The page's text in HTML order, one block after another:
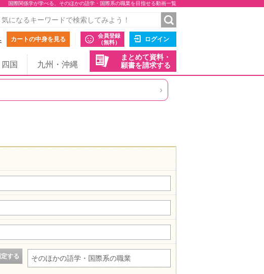
国際関係学が学べる、そのほかの語学・国際系の職業を目指せる動画一覧
カートの中身を見る
会員登録
（無料）
ログイン
まとめて資料・
願書を請求する
国 九州・沖縄
›
する そのほかの語学・国際系の職業